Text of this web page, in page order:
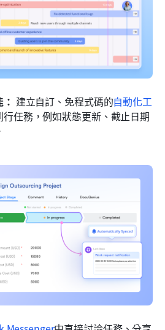
建立自訂、免程式碼的自動化工
行任務，例如狀態更新、截止日期